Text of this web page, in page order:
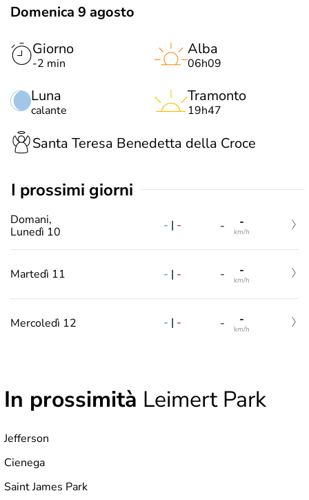
Domenica 9 agosto
Giorno
-2 min
Luna
calante
Alba
06h09
Tramonto
19h47
Santa Teresa Benedetta della Croce
i prossimi giorni
Domani,
Lunedì 10
- | - - -
km/h
Martedì 11 - | - - -
km/h
Mercoledì 12 - | - - -
km/h
In prossimità Leimert Park
Jefferson
Cienega
Saint James Park